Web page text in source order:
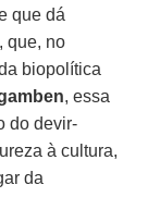
que dá
que, no
biopolítica
, essa
do devir-
à cultura,
da